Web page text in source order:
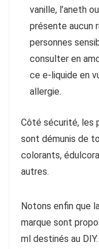
vanille, l’aneth
présente aucun
personnes
consulter en
ce e-liquide en
allergie.
Côté sécurité, les
sont démunis de
colorants,
autres.
Notons enfin que
marque sont
ml destinés au